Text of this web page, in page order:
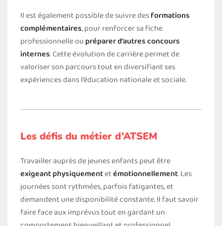
Il est également possible de suivre desformations
complémentaires, pour renforcer sa fiche
professionnelle ou préparer d’autres concours
internes. Cette évolution de carrière permet de
valoriser son parcours tout en diversifiant ses
expériences dans l’éducation nationale et sociale.
Les défis du métier d’ATSEM
Travailler auprès de jeunes enfants peut être
exigeant physiquementetémotionnellement. Les
journées sont rythmées, parfois fatigantes, et
demandent une disponibilité constante. Il faut savoir
faire face aux imprévus tout en gardant un